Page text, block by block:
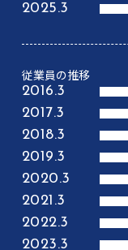
2025.3
従業員の推移
2016.3
2017.3
2018.3
2019.3
2020.3
2021.3
2022.3
2023.3